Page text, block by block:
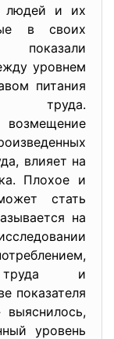
людей и их
в своих
уровнем
питания
труда.
влияет на
Плохое и
стать
на
труда и
показателя
выяснилось,
уровень